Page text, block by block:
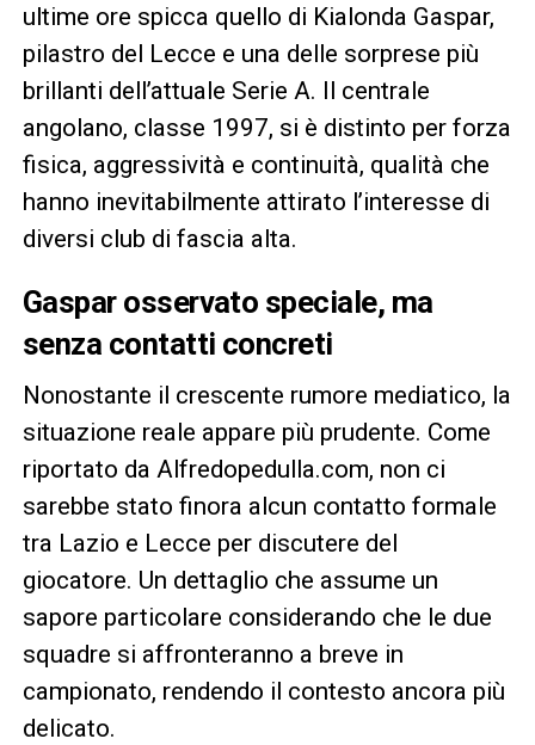
ultime ore spicca quello di Kialonda Gaspar,
pilastro del Lecce e una delle sorprese più
brillanti dell’attuale Serie A. Il centrale
angolano, classe 1997, si è distinto per forza
fisica, aggressività e continuità, qualità che
hanno inevitabilmente attirato l’interesse di
diversi club di fascia alta.
Gaspar osservato speciale, ma
senza contatti concreti
Nonostante il crescente rumore mediatico, la
situazione reale appare più prudente. Come
riportato da Alfredopedulla.com, non ci
sarebbe stato finora alcun contatto formale
tra Lazio e Lecce per discutere del
giocatore. Un dettaglio che assume un
sapore particolare considerando che le due
squadre si affronteranno a breve in
campionato, rendendo il contesto ancora più
delicato.